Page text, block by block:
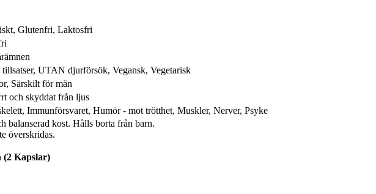
Glutenfri, Laktosfri
UTAN djurförsök, Vegansk, Vegetarisk
Särskilt för män
och skyddat från ljus
Immunförsvaret, Humör - mot trötthet, Muskler, Nerver, Psyke
balanserad kost. Hålls borta från barn.
överskridas.
(2 Kapslar)